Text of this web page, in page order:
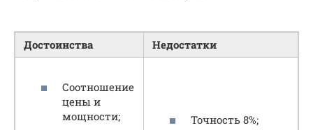
Достоинства Недостатки
Соотношение
цены и
мощности;
Точность 8%;